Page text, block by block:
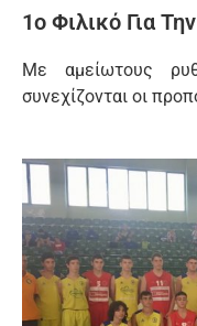
1ο Φιλικό Για
Με αμείωτους
συνεχίζονται οι